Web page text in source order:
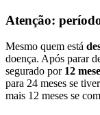
Atenção:
Mesmo quem está
doença. Após parar
segurado por 12
para 24 meses se
mais 12 meses se